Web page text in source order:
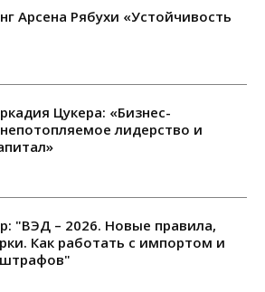
Арсена Рябухи «Устойчивость
Цукера: «Бизнес-
лидерство и
"ВЭД – 2026. Новые правила,
Как работать с импортом и